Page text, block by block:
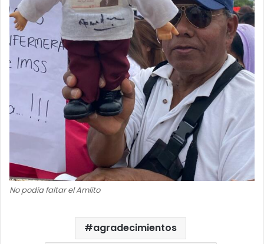
No podía faltar el Amlito
agradecimientos